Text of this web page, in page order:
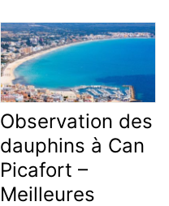
Observation des
dauphins à Can
Picafort –
Meilleures